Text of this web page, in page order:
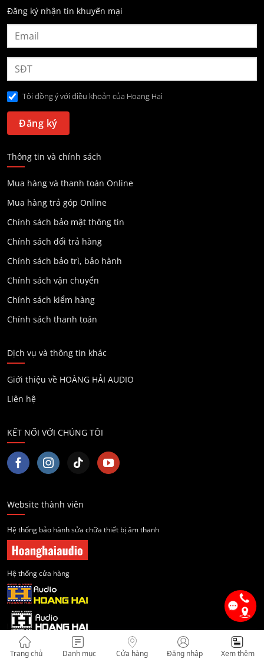
Đăng ký nhận tin khuyến mại
Tôi đồng ý với điều khoản của Hoang Hai
Thông tin và chính sách
Mua hàng và thanh toán Online
Mua hàng trả góp Online
Chính sách bảo mật thông tin
Chính sách đổi trả hàng
Chính sách bảo trì, bảo hành
Chính sách vận chuyển
Chính sách kiểm hàng
Chính sách thanh toán
Dịch vụ và thông tin khác
Giới thiệu về HOÀNG HẢI AUDIO
Liên hệ
KẾT NỐI VỚI CHÚNG TÔI
Website thành viên
Hệ thống bảo hành sửa chữa thiết bị âm thanh
Hệ thống cửa hàng
Trang chủ Danh mục Cửa hàng Đăng nhập Xem thêm